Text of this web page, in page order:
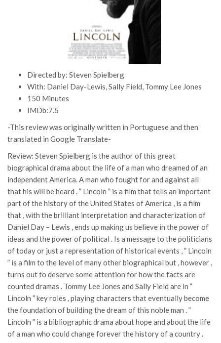
Directed by: Steven Spielberg
With: Daniel Day-Lewis, Sally Field, Tommy Lee Jones
150 Minutes
IMDb:7.5
-This review was originally written in Portuguese and then
translated in Google Translate-
Review: Steven Spielberg is the author of this great
biographical drama about the life of a man who dreamed of an
independent America. A man who fought for and against all
that his will be heard . ” Lincoln ” is a film that tells an important
part of the history of the United States of America , is a film
that , with the brilliant interpretation and characterization of
Daniel Day – Lewis , ends up making us believe in the power of
ideas and the power of political . Is a message to the politicians
of today or just a representation of historical events , ” Lincoln
” is a film to the level of many other biographical but , however ,
turns out to deserve some attention for how the facts are
counted dramas . Tommy Lee Jones and Sally Field are in ”
Lincoln ” key roles , playing characters that eventually become
the foundation of building the dream of this noble man . ”
Lincoln ” is a bibliographic drama about hope and about the life
of a man who could change forever the history of a country .